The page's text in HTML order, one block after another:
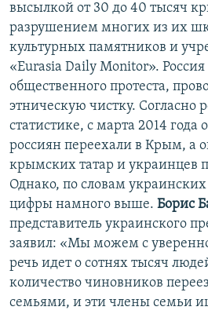
высылкой от 30 до 40 тысяч
разрушением многих из их
культурных памятников и
«Eurasia Daily Monitor».
общественного протеста,
этническую чистку. Согласно
статистике, с марта 2014 года
россиян переехали в Крым, а
крымских татар и украинцев
Однако, по словам
цифры намного выше. Борис
представитель украинского
заявил: «Мы можем с
речь идет о сотнях тысяч
количество чиновников
семьями, и эти члены семьи